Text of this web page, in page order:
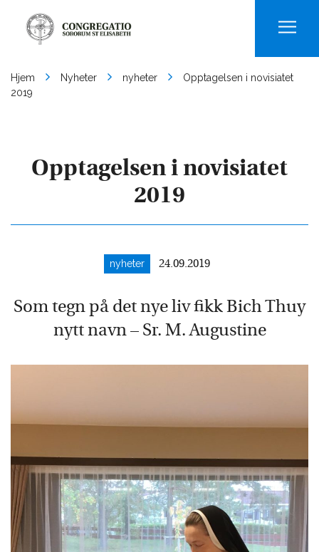
Hjem Nyheter nyheter
Opptagelsen i novisiatet
2019
Opptagelsen i novisiatet
2019
nyheter 24.09.2019
Som tegn på det nye liv fikk Bich Thuy
nytt navn – Sr. M. Augustine